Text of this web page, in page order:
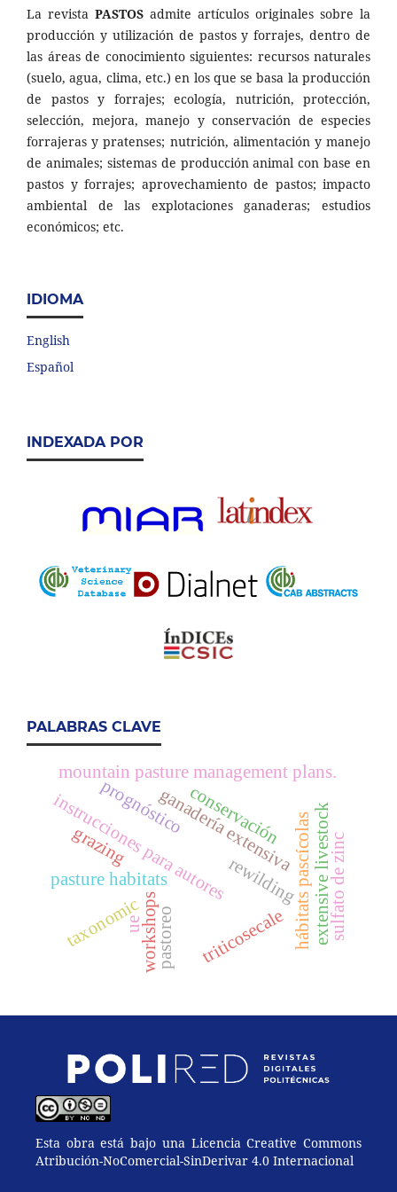
La revista PASTOS admite artículos originales sobre la
producción y utilización de pastos y forrajes, dentro de
las áreas de conocimiento siguientes: recursos naturales
(suelo, agua, clima, etc.) en los que se basa la producción
de pastos y forrajes; ecología, nutrición, protección,
selección, mejora, manejo y conservación de especies
forrajeras y pratenses; nutrición, alimentación y manejo
de animales; sistemas de producción animal con base en
pastos y forrajes; aprovechamiento de pastos; impacto
ambiental de las explotaciones ganaderas; estudios
económicos; etc.
IDIOMA
English
Español
INDEXADA POR
PALABRAS CLAVE
instrucciones para autoresconservación
ganadería extensivahábitats pascícolasextensive livestock
pasture habitats
workshops
mountain pasture management plans.
sulfato de zinc
triticosecale
pastoreo
grazing
taxonomic
ue
prognóstico
rewilding
Esta obra está bajo una Licencia Creative Commons
Atribución-NoComercial-SinDerivar 4.0 Internacional